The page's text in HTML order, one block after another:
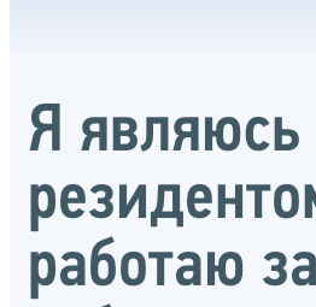
Я являюсь
работаю за